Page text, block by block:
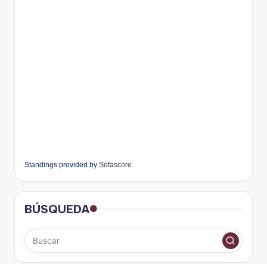
Standings provided by Sofascore
BÚSQUEDA